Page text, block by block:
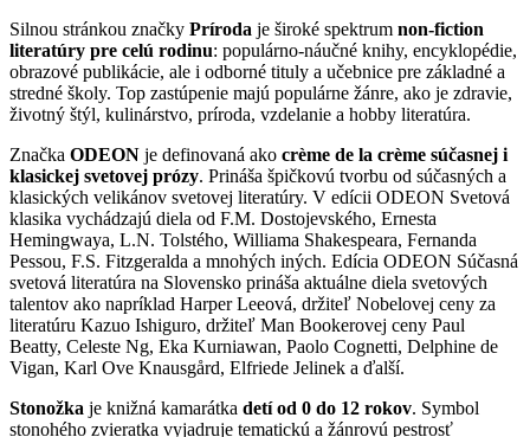
Silnou stránkou značky Príroda je široké spektrum non-fiction
literatúry pre celú rodinu: populárno-náučné knihy, encyklopédie,
obrazové publikácie, ale i odborné tituly a učebnice pre základné a
stredné školy. Top zastúpenie majú populárne žánre, ako je zdravie,
životný štýl, kulinárstvo, príroda, vzdelanie a hobby literatúra.
Značka ODEON je definovaná ako crème de la crème súčasnej i
klasickej svetovej prózy. Prináša špičkovú tvorbu od súčasných a
klasických velikánov svetovej literatúry. V edícii ODEON Svetová
klasika vychádzajú diela od F.M. Dostojevského, Ernesta
Hemingwaya, L.N. Tolstého, Williama Shakespeara, Fernanda
Pessou, F.S. Fitzgeralda a mnohých iných. Edícia ODEON Súčasná
svetová literatúra na Slovensko prináša aktuálne diela svetových
talentov ako napríklad Harper Leeová, držiteľ Nobelovej ceny za
literatúru Kazuo Ishiguro, držiteľ Man Bookerovej ceny Paul
Beatty, Celeste Ng, Eka Kurniawan, Paolo Cognetti, Delphine de
Vigan, Karl Ove Knausgård, Elfriede Jelinek a ďalší.
Stonožka je knižná kamarátka detí od 0 do 12 rokov. Symbol
stonohého zvieratka vyjadruje tematickú a žánrovú pestrosť